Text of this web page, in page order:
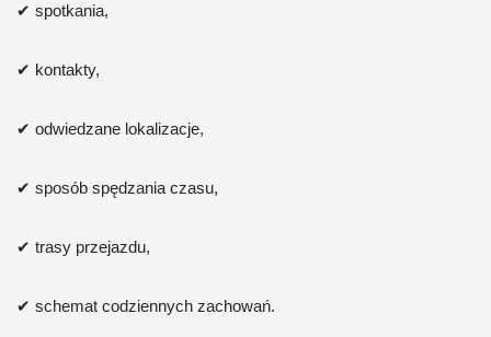
✔ spotkania,
✔ kontakty,
✔ odwiedzane lokalizacje,
✔ sposób spędzania czasu,
✔ trasy przejazdu,
✔ schemat codziennych zachowań.